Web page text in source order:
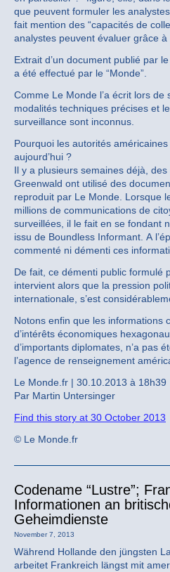
que peuvent formuler les
fait mention des “capacités de
analystes peuvent évaluer grâce à
Extrait d’un document publié par
a été effectué par le “Monde”.
Comme Le Monde l’a écrit lors de
modalités techniques précises et
surveillance sont inconnus.
Pourquoi les autorités
aujourd’hui ?
Il y a plusieurs semaines déjà,
Greenwald ont utilisé des
reproduit par Le Monde. Lorsque
millions de communications de
surveillées, il le fait en se fondant
issu de Boundless Informant. A
commenté ni démenti ces
De fait, ce démenti public formulé
intervient alors que la pression
internationale, s’est
Notons enfin que les informations
d’intérêts économiques
d’importants diplomates, n’a pas
l’agence de renseignement
Le Monde.fr | 30.10.2013 à 18h39
Par Martin Untersinger
Find this story at 30 October 2013
© Le Monde.fr
Codename “Lustre”;
Informationen an
Geheimdienste
November 7, 2013
Während Hollande den jüngsten
arbeitet Frankreich längst mit